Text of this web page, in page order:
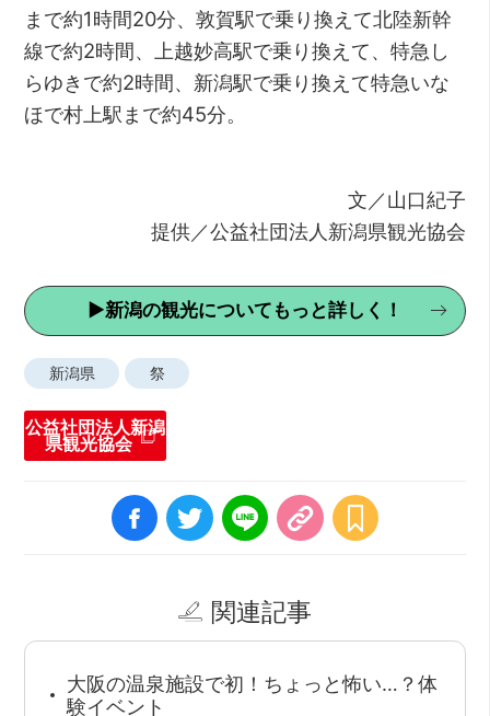
まで約1時間20分、敦賀駅で乗り換えて北陸新幹
線で約2時間、上越妙高駅で乗り換えて、特急し
らゆきで約2時間、新潟駅で乗り換えて特急いな
ほで村上駅まで約45分。
文／山口紀子
提供／公益社団法人新潟県観光協会
▶新潟の観光についてもっと詳しく！
新潟県 祭
公益社団法人新潟
県観光協会
関連記事
大阪の温泉施設で初！ちょっと怖い…？体
験イベント